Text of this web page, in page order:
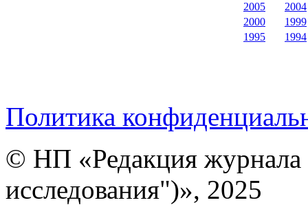
2005
2004
2000
1999
1995
1994
Политика
© НП «Редакция
исследования")», 2025